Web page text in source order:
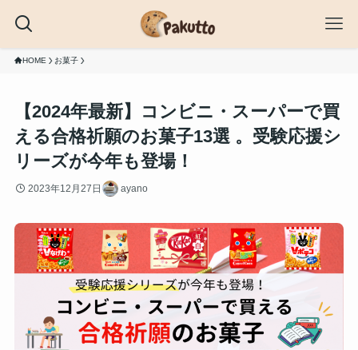
HOME お菓子
【2024年最新】コンビニ・スーパーで買
える合格祈願のお菓子13選 。受験応援シ
リーズが今年も登場！
2023年12月27日 ayano